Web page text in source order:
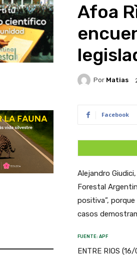
Afoa
Por Matias
Facebook
Alejandro
Forestal
positiva”,
casos
FUENTE: APF
ENTRE RIOS